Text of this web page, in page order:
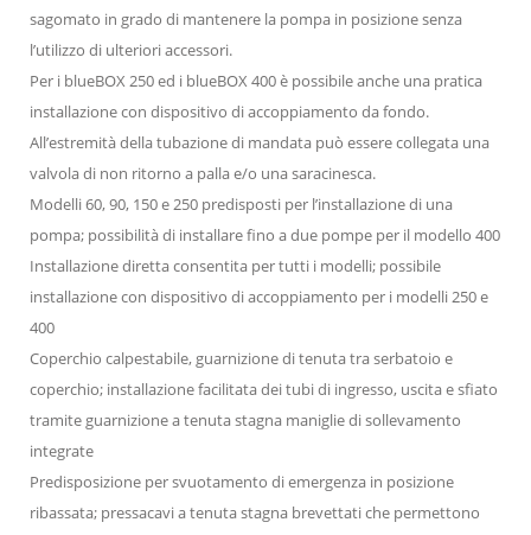
sagomato in grado di mantenere la pompa in posizione senza
l’utilizzo di ulteriori accessori.
Per i blueBOX 250 ed i blueBOX 400 è possibile anche una pratica
installazione con dispositivo di accoppiamento da fondo.
All’estremità della tubazione di mandata può essere collegata una
valvola di non ritorno a palla e/o una saracinesca.
Modelli 60, 90, 150 e 250 predisposti per l’installazione di una
pompa; possibilità di installare fino a due pompe per il modello 400
Installazione diretta consentita per tutti i modelli; possibile
installazione con dispositivo di accoppiamento per i modelli 250 e
400
Coperchio calpestabile, guarnizione di tenuta tra serbatoio e
coperchio; installazione facilitata dei tubi di ingresso, uscita e sfiato
tramite guarnizione a tenuta stagna maniglie di sollevamento
integrate
Predisposizione per svuotamento di emergenza in posizione
ribassata; pressacavi a tenuta stagna brevettati che permettono